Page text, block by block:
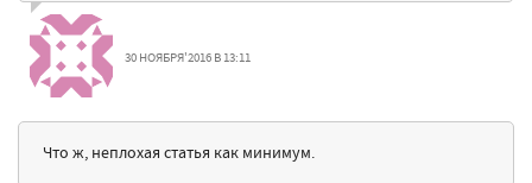
30 НОЯБРЯ'2016 В 13:11
Что ж, неплохая статья как минимум.